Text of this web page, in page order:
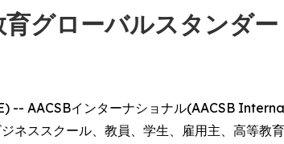
グローバルスタンダ
-- AACSBインターナショナル(AACSB
ネススクール、教員、学生、雇用主、高等教